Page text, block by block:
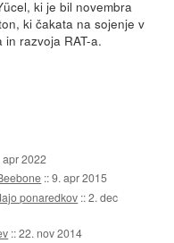
ki je bil novembra
ki čakata na sojenje v
razvoja RAT-a.
apr 2022
::9. apr 2015
ponaredkov ::2. dec
::22. nov 2014